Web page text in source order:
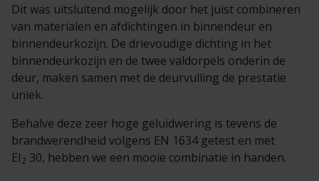
Dit was uitsluitend mogelijk door het juist combineren
van materialen en afdichtingen in binnendeur en
binnendeurkozijn. De drievoudige dichting in het
binnendeurkozijn en de twee valdorpels onderin de
deur, maken samen met de deurvulling de prestatie
uniek.
Behalve deze zeer hoge geluidwering is tevens de
brandwerendheid volgens EN 1634 getest en met
EI2 30, hebben we een mooie combinatie in handen.